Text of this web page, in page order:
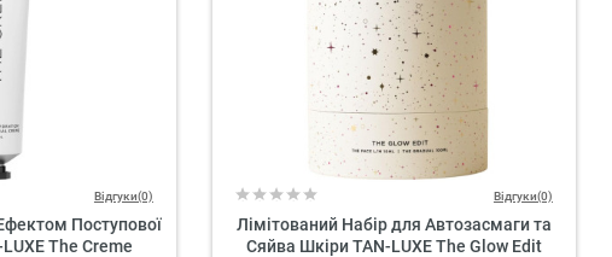
Відгуки(0)
Поступової
The Creme
Відгуки(0)
Лімітований Набір для Автозасмаги та
Сяйва Шкіри TAN-LUXE The Glow Edit